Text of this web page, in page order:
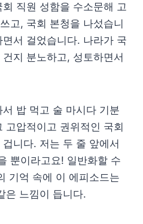
직원 성함을 수소문해 고
고, 국회 본청을 나섰습니
서 걸었습니다. 나라가 국
지 분노하고, 성토하면서
밥 먹고 술 마시다 기분
고압적이고 권위적인 국회
니다. 저는 두 줄 앞에서
뿐이라고요! 일반화할 수
기억 속에 이 에피소드는
은 느낌이 듭니다.